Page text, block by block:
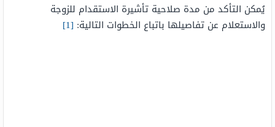
يُمكن التأكد من مدة صلاحية تأشيرة الاستقدام للزوجة
والاستعلام عن تفاصيلها باتباع الخطوات التالية: [1]